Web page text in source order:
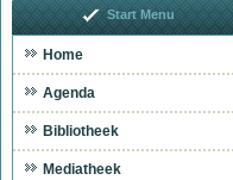
Start Menu
Home
Agenda
Bibliotheek
Mediatheek